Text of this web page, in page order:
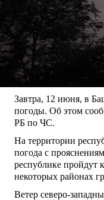
Завтра, 12 июня, в
погоды. Об этом
РБ по ЧС.
На территории
погода с
республике пройдут
некоторых районах
Ветер северо-